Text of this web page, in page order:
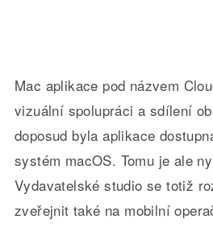
Mac aplikace pod názvem
vizuální spolupráci a sdílení
doposud byla aplikace
systém macOS. Tomu je ale
Vydavatelské studio se totiž
zveřejnit také na mobilní